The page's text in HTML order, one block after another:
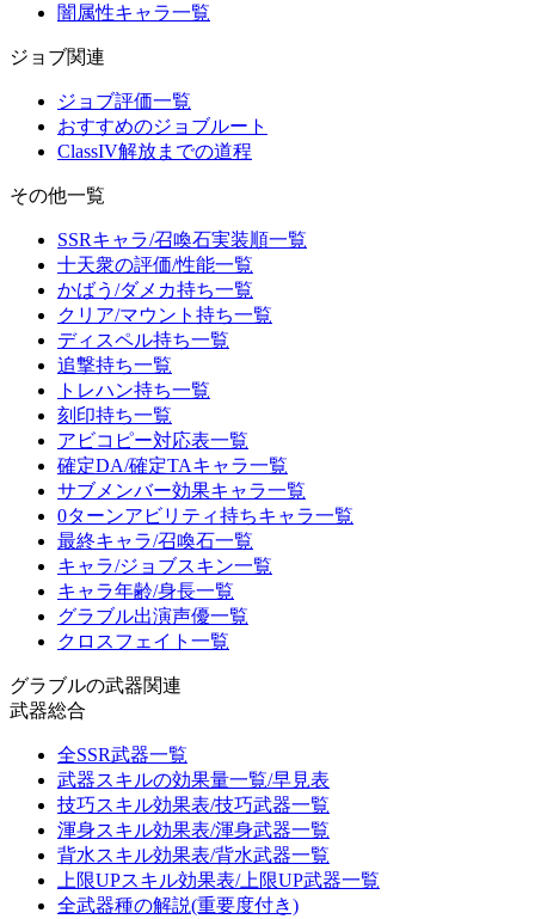
闇属性キャラ一覧
ジョブ関連
ジョブ評価一覧
おすすめのジョブルート
ClassIV解放までの道程
その他一覧
SSRキャラ/召喚石実装順一覧
十天衆の評価/性能一覧
かばう/ダメカ持ち一覧
クリア/マウント持ち一覧
ディスペル持ち一覧
追撃持ち一覧
トレハン持ち一覧
刻印持ち一覧
アビコピー対応表一覧
確定DA/確定TAキャラ一覧
サブメンバー効果キャラ一覧
0ターンアビリティ持ちキャラ一覧
最終キャラ/召喚石一覧
キャラ/ジョブスキン一覧
キャラ年齢/身長一覧
グラブル出演声優一覧
クロスフェイト一覧
グラブルの武器関連
武器総合
全SSR武器一覧
武器スキルの効果量一覧/早見表
技巧スキル効果表/技巧武器一覧
渾身スキル効果表/渾身武器一覧
背水スキル効果表/背水武器一覧
上限UPスキル効果表/上限UP武器一覧
全武器種の解説(重要度付き)